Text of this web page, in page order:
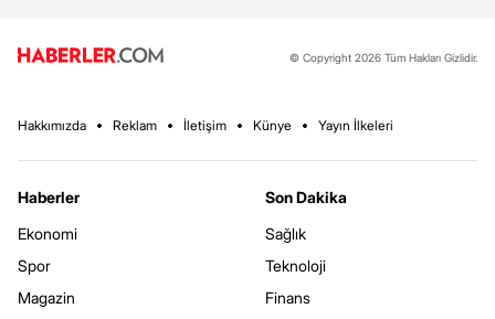
© Copyright 2026 Tüm Hakları Gizlidir.
Hakkımızda Reklam İletişim Künye Yayın İlkeleri
Haberler
Ekonomi
Spor
Magazin
Son Dakika
Sağlık
Teknoloji
Finans